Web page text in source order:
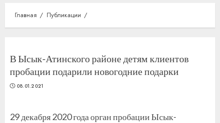
Главная Публикации
В Ысык-Атинского районе детям клиентов
пробации подарили новогодние подарки
08.01.2021
29 декабря 2020 года орган пробации Ысык-